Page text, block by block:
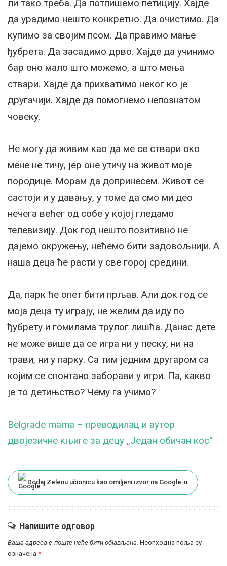
ли тако треба. Да потпишемо петицију. Хајде
да урадимо нешто конкретно. Да очистимо. Да
купимо за својим псом. Да правимо мање
ђубрета. Да засадимо дрво. Хајде да учинимо
бар оно мало што можемо, а што мења
ствари. Хајде да прихватимо неког ко је
другачији. Хајде да помогнемо непознатом
човеку.
Не могу да живим као да ме се ствари око
мене не тичу, јер оне утичу на живот моје
породице. Морам да допринесем. Живот се
састоји и у давању, у томе да смо ми део
нечега већег од собе у којој гледамо
телевизију. Док год нешто позитивно не
дајемо окружењу, нећемо бити задовољнији. А
наша деца ће расти у све горој средини.
Да, парк ће опет бити прљав. Али док год се
моја деца ту играју, не желим да иду по
ђубрету и гомилама трулог лишћа. Данас дете
не може више да се игра ни у песку, ни на
трави, ни у парку. Са тим једним другаром са
којим се спонтано заборави у игри. Па, какво
је то детињство? Чему га учимо?
Belgrade mama – преводилац и аутор
двојезичне књиге за децу „Један обичан кос“
Dodaj Zelenu učionicu kao omiljeni izvor na Google-u
Напишите одговор
Ваша адреса е-поште неће бити објављена. Неопходна поља су
означена *